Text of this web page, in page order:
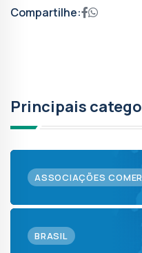
Compartilhe:
Principais
ASSOCIAÇÕES
BRASIL